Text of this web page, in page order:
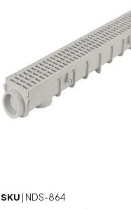
SKU | NDS-864